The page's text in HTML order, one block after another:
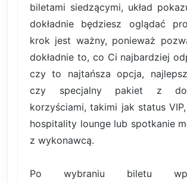
biletami siedzącymi, układ
dokładnie będziesz oglądać
krok jest ważny, ponieważ
dokładnie to, co Ci najbardziej
czy to najtańsza opcja,
czy specjalny pakiet z
korzyściami, takimi jak status
hospitality lounge lub spotkanie
z wykonawcą.
Po wybraniu biletu